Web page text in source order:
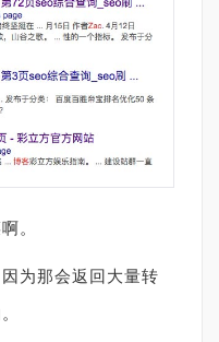
。
为那会返回大量转